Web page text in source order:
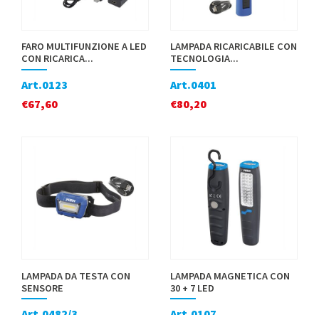
FARO MULTIFUNZIONE A LED
CON RICARICA...
Art.0123
€67,60
LAMPADA RICARICABILE CON
TECNOLOGIA...
Art.0401
€80,20
LAMPADA DA TESTA CON
SENSORE
LAMPADA MAGNETICA CON
30 + 7 LED